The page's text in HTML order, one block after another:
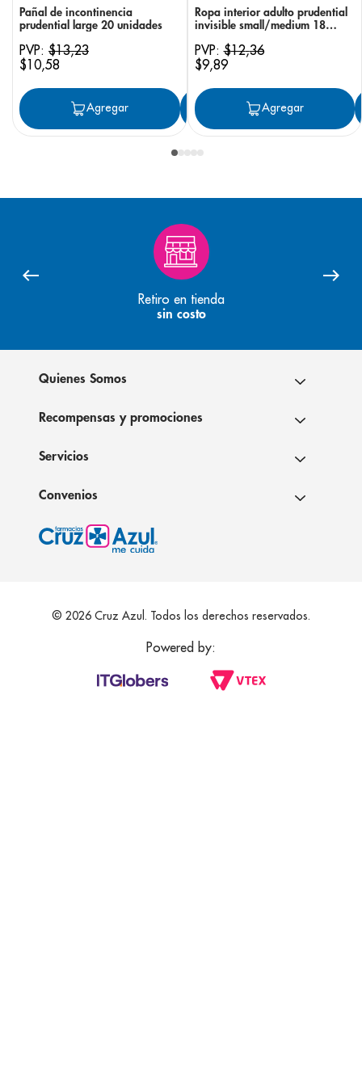
Pañal de incontinencia
prudential large 20 unidades
PVP: $13,23
$10,58
Agregar Agregar
Ropa interior adulto prudential
invisible small/medium 18
PVP:$12,36
$9,89
Agregar
Retiro en tienda
sin costo
Quienes Somos
Recompensas y promociones
Servicios
Convenios
© 2026 Cruz Azul. Todos los derechos reservados.
Powered by: